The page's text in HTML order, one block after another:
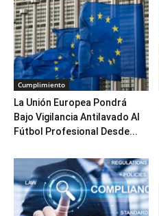
Cumplimiento
La Unión Europea Pondrá
Bajo Vigilancia Antilavado Al
Fútbol Profesional Desde...